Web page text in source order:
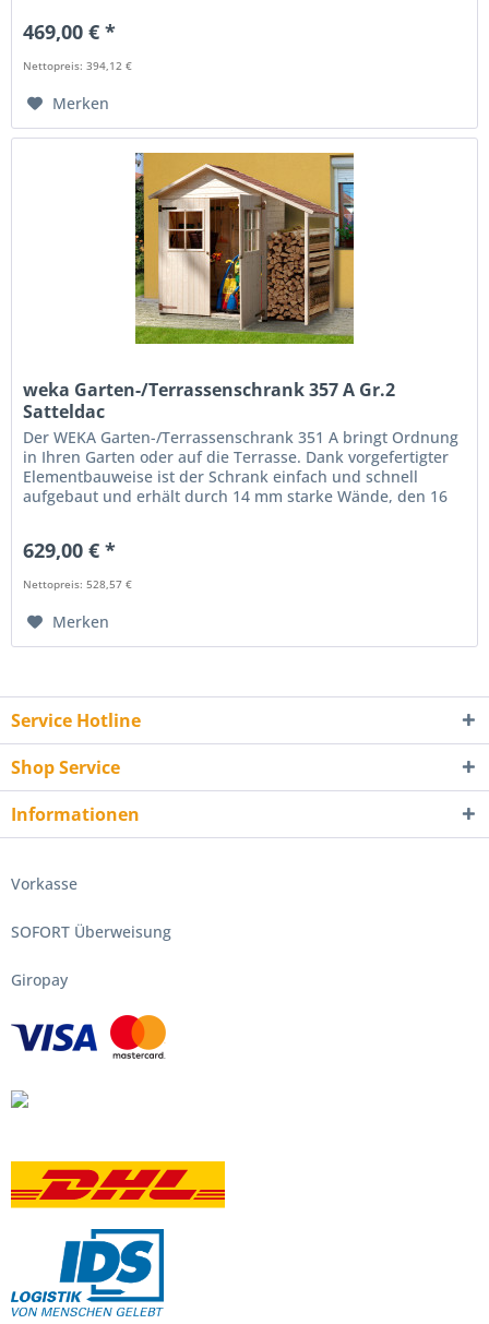
469,00 € *
Nettopreis: 394,12 €
Merken
weka Garten-/Terrassenschrank 357 A Gr.2
Satteldac
Der WEKA Garten-/Terrassenschrank 351 A bringt Ordnung
in Ihren Garten oder auf die Terrasse. Dank vorgefertigter
Elementbauweise ist der Schrank einfach und schnell
aufgebaut und erhält durch 14 mm starke Wände, den 16
629,00 € *
Nettopreis: 528,57 €
Merken
Service Hotline
Shop Service
Informationen
Vorkasse
SOFORT Überweisung
Giropay